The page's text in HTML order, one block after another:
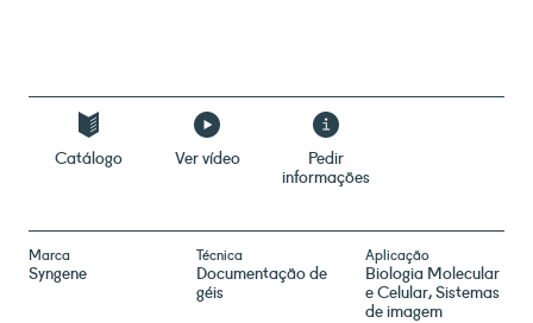
Catálogo Ver vídeo
Pedir
informações
Marca
Syngene
Técnica
Documentação de
géis
Aplicação
Biologia Molecular
e Celular Sistemas
de imagem